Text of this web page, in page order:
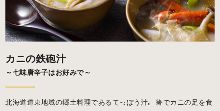
カニの鉄砲汁
～七味唐辛子はお好みで～
北海道道東地域の郷土料理であるてっぽう汁。 箸でカニの足を食